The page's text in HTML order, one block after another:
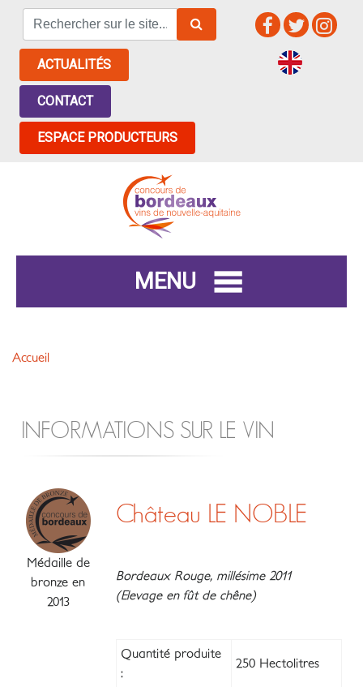
ACTUALITÉS
CONTACT
ESPACE PRODUCTEURS
MENU
Accueil
INFORMATIONS SUR LE VIN
Médaille de
bronze en
2013
Château LE NOBLE
Bordeaux Rouge, millésime 2011
(Elevage en fût de chêne)
Quantité produite
:
250 Hectolitres